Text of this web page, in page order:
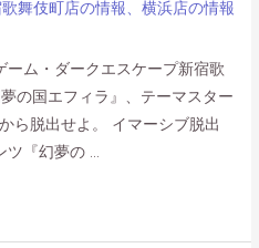
舞伎町店の情報、横浜店の情報
ーム・ダークエスケープ新宿歌
の国エフィラ』、テーマスター
ら脱出せよ。 イマーシブ脱出
『幻夢の …